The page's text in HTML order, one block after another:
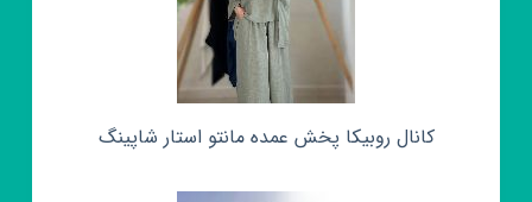
کانال روبیکا پخش عمده مانتو استار شاپینگ